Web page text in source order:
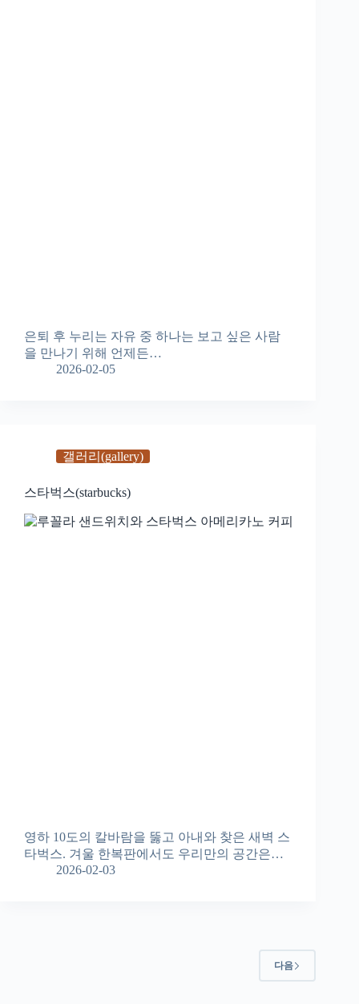
은퇴 후 누리는 자유 중 하나는 보고 싶은 사람
을 만나기 위해 언제든…
2026-02-05
갤러리(gallery)
스타벅스(starbucks)
영하 10도의 칼바람을 뚫고 아내와 찾은 새벽 스
타벅스. 겨울 한복판에서도 우리만의 공간은…
2026-02-03
다음